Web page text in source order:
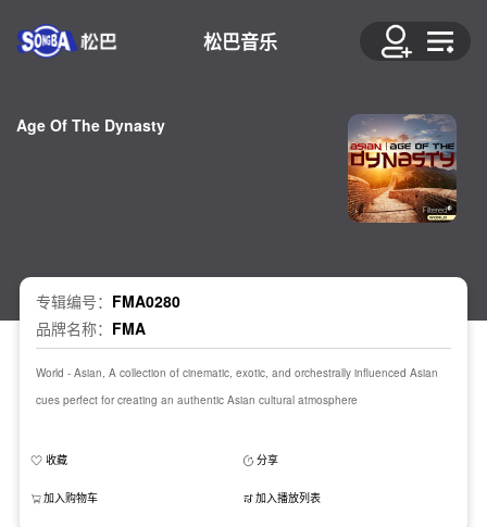
松巴音乐
Age Of The Dynasty
专辑编号： FMA0280
品牌名称： FMA
World - Asian, A collection of cinematic, exotic, and orchestrally influenced Asian
cues perfect for creating an authentic Asian cultural atmosphere
收藏 分享
加入购物车 加入播放列表